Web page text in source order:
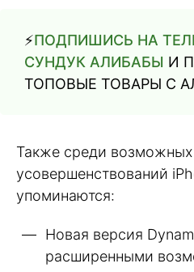
⚡️ПОДПИШИСЬ НА
СУНДУК АЛИБАБЫ И
ТОПОВЫЕ ТОВАРЫ С
Также среди возможных
усовершенствований
упоминаются:
Новая версия
расширенными